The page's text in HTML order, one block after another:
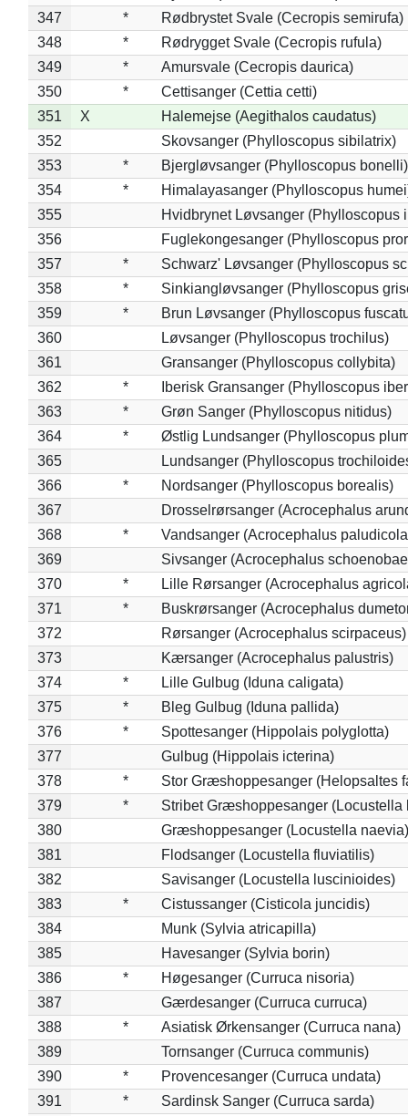
347
*
Rødbrystet Svale (Cecropis semirufa)
348
*
Rødrygget Svale (Cecropis rufula)
349
*
Amursvale (Cecropis daurica)
350
*
Cettisanger (Cettia cetti)
351
X
Halemejse (Aegithalos caudatus)
352
Skovsanger (Phylloscopus sibilatrix)
353
*
Bjergløvsanger (Phylloscopus bonelli)
354
*
Himalayasanger (Phylloscopus
355
Hvidbrynet Løvsanger (Phylloscopus
356
Fuglekongesanger (Phylloscopus
357
*
Schwarz' Løvsanger (Phylloscopus
358
*
Sinkiangløvsanger (Phylloscopus
359
*
Brun Løvsanger (Phylloscopus
360
Løvsanger (Phylloscopus trochilus)
361
Gransanger (Phylloscopus collybita)
362
*
Iberisk Gransanger (Phylloscopus
363
*
Grøn Sanger (Phylloscopus nitidus)
364
*
Østlig Lundsanger (Phylloscopus
365
Lundsanger (Phylloscopus
366
*
Nordsanger (Phylloscopus borealis)
367
Drosselrørsanger (Acrocephalus
368
*
Vandsanger (Acrocephalus
369
Sivsanger (Acrocephalus
370
*
Lille Rørsanger (Acrocephalus
371
*
Buskrørsanger (Acrocephalus
372
Rørsanger (Acrocephalus scirpaceus)
373
Kærsanger (Acrocephalus palustris)
374
*
Lille Gulbug (Iduna caligata)
375
*
Bleg Gulbug (Iduna pallida)
376
*
Spottesanger (Hippolais polyglotta)
377
Gulbug (Hippolais icterina)
378
*
Stor Græshoppesanger (Helopsaltes
379
*
Stribet Græshoppesanger (Locustella
380
Græshoppesanger (Locustella naevia)
381
Flodsanger (Locustella fluviatilis)
382
Savisanger (Locustella luscinioides)
383
*
Cistussanger (Cisticola juncidis)
384
Munk (Sylvia atricapilla)
385
Havesanger (Sylvia borin)
386
*
Høgesanger (Curruca nisoria)
387
Gærdesanger (Curruca curruca)
388
*
Asiatisk Ørkensanger (Curruca nana)
389
Tornsanger (Curruca communis)
390
*
Provencesanger (Curruca undata)
391
*
Sardinsk Sanger (Curruca sarda)